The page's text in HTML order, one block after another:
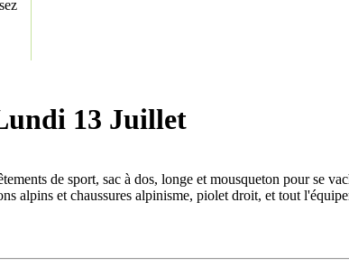
13 Juillet
de sport, sac à dos, longe et mousqueton pour se
alpins et chaussures alpinisme, piolet droit, et tout